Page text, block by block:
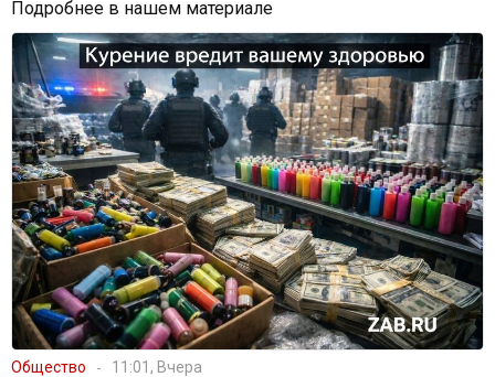
Подробнее в нашем материале
Общество 11:01, Вчера